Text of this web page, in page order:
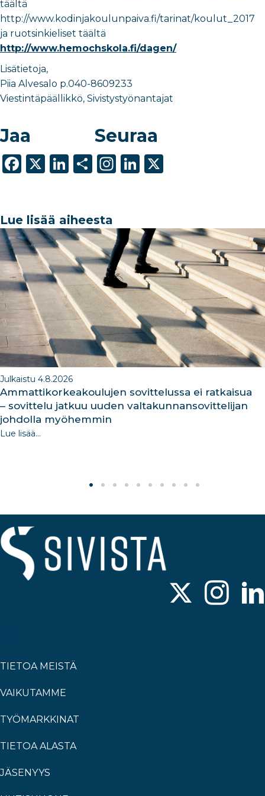
täältä
http://www.kodinjakoulunpaiva.fi/tarinat/koulut_2017
ja ruotsinkieliset täältä
http://www.hemochskola.fi/dagen/
Lisätietoja,
Piia Alvesalo p.040-8609233
Viestintäpäällikkö, Sivistystyönantajat
Jaa
F
e
b
o
o
k
X
Li
e
dI
n
S
e
Seuraa
In
ra
m
Li
dI
n
Lue lisää aiheesta
Julkaistu 4.8.2026
Ammattikorkeakoulujen sovittelussa ei ratkaisua
– sovittelu jatkuu uuden valtakunnansovittelijan
johdolla myöhemmin
Lue lisää...
TIETOA MEISTÄ
VAIKUTAMME
TYÖMARKKINAT
TIETOA ALASTA
JÄSENYYS